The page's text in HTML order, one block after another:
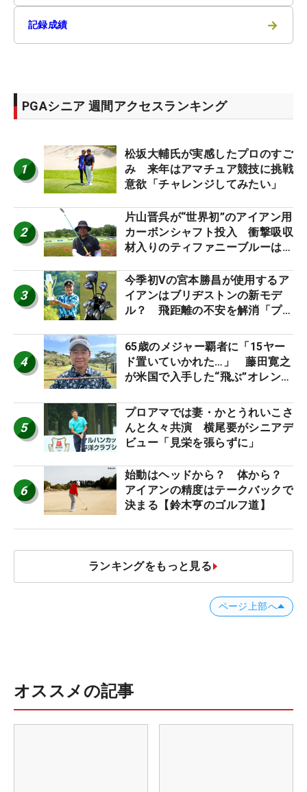
記録成績 →
PGAシニア 週間アクセスランキング
1
松坂大輔氏が実感したプロのすご
み 来年はアマチュア競技に挑戦
意欲「チャレンジしてみたい」
2
片山晋呉が“世界初”のアイアン用
カーボンシャフト投入 衝撃吸収
材入りのティファニーブルーは
3
今季初Vの宮本勝昌が使用するア
イアンはブリヂストンの新モデ
ル？ 飛距離の不安を解消「プラ
4
65歳のメジャー覇者に「15ヤー
ド置いていかれた…」 藤田寛之
が米国で入手した“飛ぶ”オレンジ
5
プロアマでは妻・かとうれいこさ
んと久々共演 横尾要がシニアデ
ビュー「見栄を張らずに」
6
始動はヘッドから？ 体から？
アイアンの精度はテークバックで
決まる【鈴木亨のゴルフ道】
ランキングをもっと見る
ページ上部へ
オススメの記事